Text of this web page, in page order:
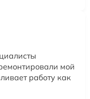
мой
работу как